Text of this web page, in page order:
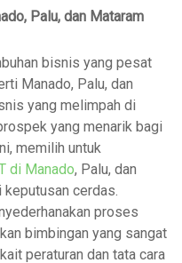
Palu, dan Mataram
bisnis yang pesat
Manado, Palu, dan
yang melimpah di
yang menarik bagi
memilih untuk
di Manado, Palu, dan
keputusan cerdas.
proses
bimbingan yang sangat
peraturan dan tata cara